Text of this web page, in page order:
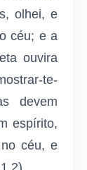
olhei, e
céu; e a
ouvira
te-
devem
espírito,
céu, e